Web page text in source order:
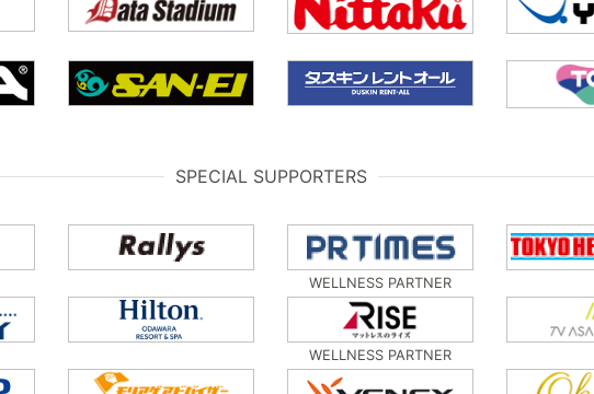
SPECIAL SUPPORTERS
WELLNESS PARTNER
WELLNESS PARTNER